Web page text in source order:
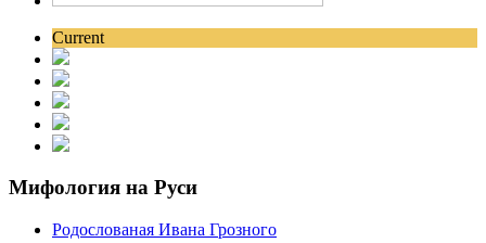
Current
Мифология на Руси
Родослованая Ивана Грозного